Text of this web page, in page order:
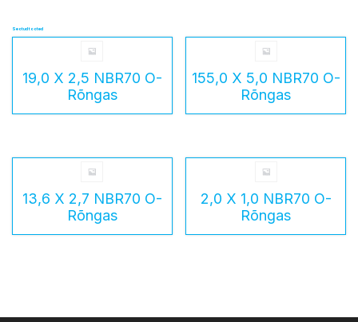
Seotud tooted
19,0 X 2,5 NBR70 O-
Rõngas
155,0 X 5,0 NBR70 O-
Rõngas
13,6 X 2,7 NBR70 O-
Rõngas
2,0 X 1,0 NBR70 O-
Rõngas